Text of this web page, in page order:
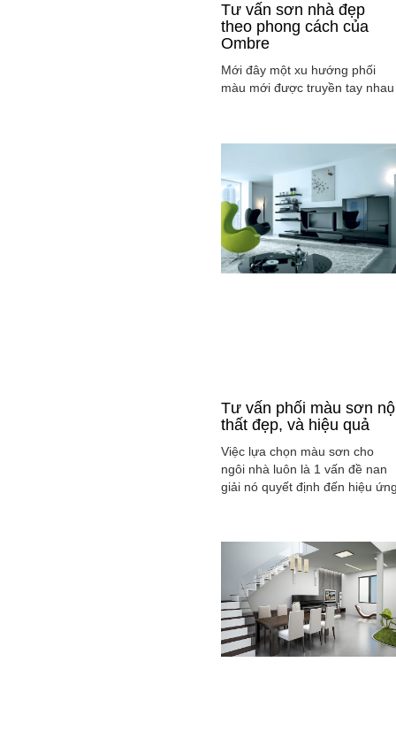
Tư vấn sơn nhà đẹp
theo phong cách của
Ombre
Mới đây một xu hướng phối
màu mới được truyền tay nhau
Ombre, cách phối màu sắc tinh
tế sao cho màu sắc chuyển
từ tông nhạt sang đậm, từ
sang tối hay ngược lại. Cùng
tìm hiểu phong các này qua
việc ...
Tư vấn phối màu sơn
thất đẹp, và hiệu quả
Việc lựa chọn màu sơn cho
ngôi nhà luôn là 1 vấn đề nan
giải nó quyết định đến hiệu
của gia đình bạn.